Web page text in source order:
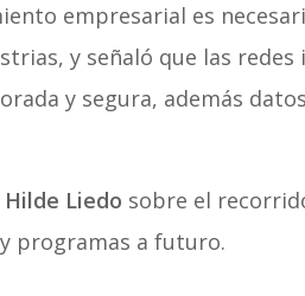
empresarial es
y señaló que las
y segura, además
Hilde Liedo sobre el
programas a futuro.